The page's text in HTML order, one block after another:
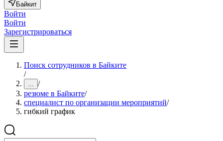
Байкит
Войти
Войти
Зарегистрироваться
Поиск сотрудников в Байките
/
... /
резюме в Байките/
специалист по организации мероприятий/
гибкий график